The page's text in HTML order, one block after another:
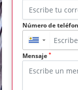
Número de
▼
Mensaje *